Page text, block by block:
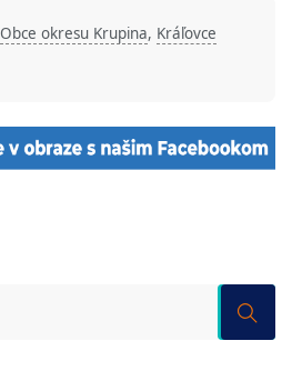
Obce okresu Krupina, Kráľovce